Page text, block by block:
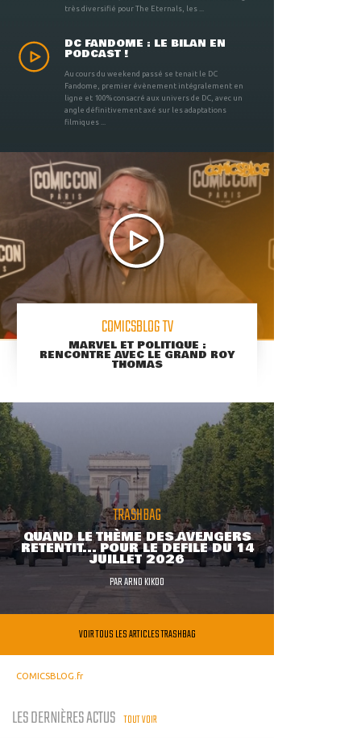
très diversifié pour The Eternals, les ...
DC FANDOME : LE BILAN EN
PODCAST !
Au cours du weekend passé se tenait le DC
Fandome, premier évènement intégralement en
ligne et 100% consacré aux univers de DC, avec un
angle définitivement axé sur les adaptations
filmiques ...
COMICSBLOG TV
MARVEL ET POLITIQUE :
RENCONTRE AVEC LE GRAND ROY
THOMAS
TRASHBAG
QUAND LE THÈME DES AVENGERS
RETENTIT... POUR LE DÉFILÉ DU 14
JUILLET 2026
PARARNO KIKOO
VOIR TOUS LES ARTICLES TRASHBAG
COMICSBLOG.fr
LES DERNIÈRES ACTUS TOUT VOIR